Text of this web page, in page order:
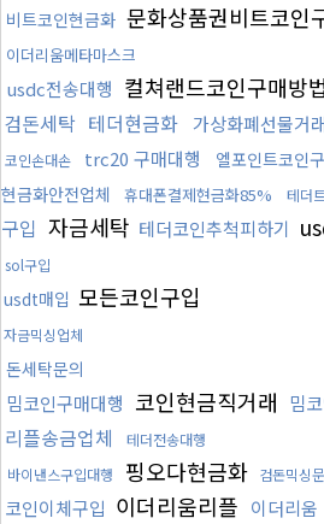
비트코인현금화 문화상품권비트코인
이더리움메타마스크
usdc전송대행 컬쳐랜드코인구매방법
검돈세탁 테더현금화 가상화폐선물거
코인손대손 trc20 구매대행 엘포인트코인
현금화안전업체
휴대폰결제현금화85% 테더
구입 자금세탁 테더코인추척피하기
sol구입
usdt매입 모든코인구입
자금믹싱업체
돈세탁문의
밈코인구매대행 코인현금직거래 밈
리플송금업체
테더전송대행
바이낸스구입대행
핑오다현금화 검돈믹싱
코인이체구입 이더리움리플 이더리움